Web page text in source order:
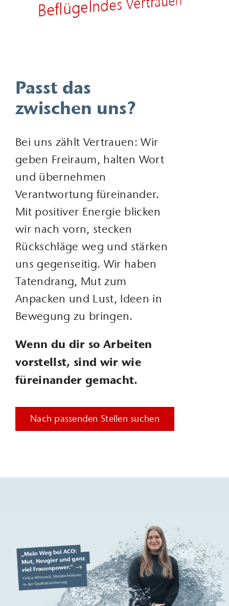
Positive Grundenergie
Passt das
zwischen uns?
Bei uns zählt Vertrauen: Wir
geben Freiraum, halten Wort
und übernehmen
Verantwortung füreinander.
Mit positiver Energie blicken
wir nach vorn, stecken
Rückschläge weg und stärken
uns gegenseitig. Wir haben
Tatendrang, Mut zum
Anpacken und Lust, Ideen in
Bewegung zu bringen.
Wenn du dir so Arbeiten
vorstellst, sind wir wie
füreinander gemacht.
Nach passenden Stellen suchen